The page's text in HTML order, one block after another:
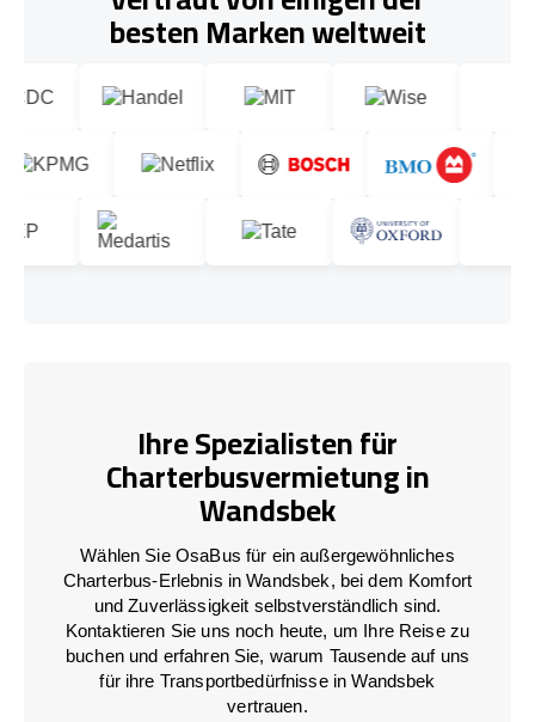
besten Marken weltweit
Ihre Spezialisten für
Charterbusvermietung in
Wandsbek
Wählen Sie OsaBus für ein außergewöhnliches
Charterbus-Erlebnis in Wandsbek, bei dem Komfort
und Zuverlässigkeit selbstverständlich sind.
Kontaktieren Sie uns noch heute, um Ihre Reise zu
buchen und erfahren Sie, warum Tausende auf uns
für ihre Transportbedürfnisse in Wandsbek
vertrauen.